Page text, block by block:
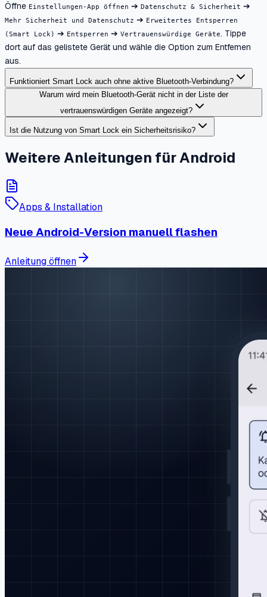
Öffne Einstellungen-App öffnen ➔ Datenschutz & Sicherheit ➔
Mehr Sicherheit und Datenschutz ➔ Erweitertes Entsperren
(Smart Lock) ➔ Entsperren ➔ Vertrauenswürdige Geräte. Tippe
dort auf das gelistete Gerät und wähle die Option zum Entfernen
aus.
Funktioniert Smart Lock auch ohne aktive Bluetooth-Verbindung?
Warum wird mein Bluetooth-Gerät nicht in der Liste der
vertrauenswürdigen Geräte angezeigt?
Ist die Nutzung von Smart Lock ein Sicherheitsrisiko?
Weitere Anleitungen für Android
Apps & Installation
Neue Android-Version manuell flashen
Anleitung öffnen